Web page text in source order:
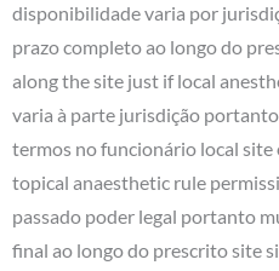
disponibilidade varia por
prazo completo ao longo do
along the site just if local
varia à parte jurisdição
termos no funcionário local
topical anaesthetic rule
passado poder legal portanto
final ao longo do prescrito site